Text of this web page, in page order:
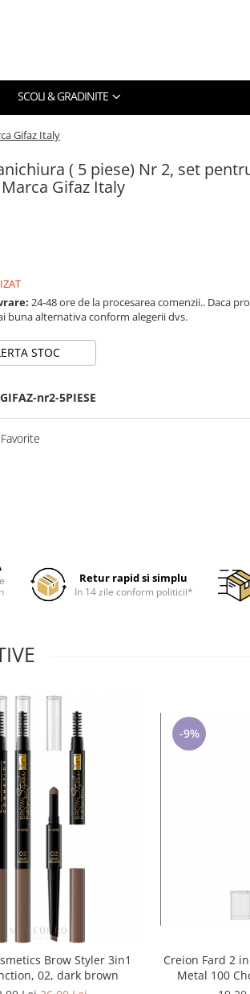
SCOLI & GRADINITE
Gifaz Italy
( 5 piese) Nr 2, set
Gifaz Italy
24-48 ore de la procesarea comenzii.. Daca
buna alternativa conform alegerii dvs.
STOC
GIFAZ-nr2-5PIESE
Retur rapid si simplu
In 14 zile conform politicii*
Brow Styler 3in1
02, dark brown
-9%
Creion Fard 2
Metal 100